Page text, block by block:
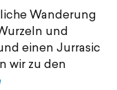
Wanderung
und
einen Jurrasic
wir zu den